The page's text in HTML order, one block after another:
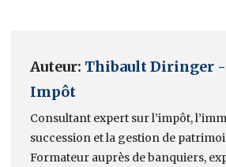
Auteur: Thibault Diringer
Impôt
Consultant expert sur l’impôt,
succession et la gestion de
Formateur auprès de banquiers,